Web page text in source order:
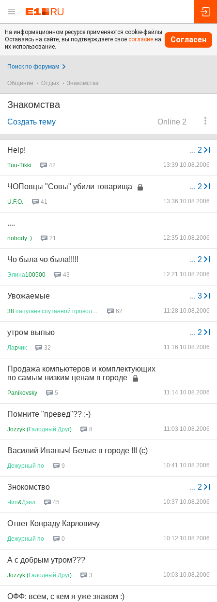
На информационном ресурсе применяются cookie-файлы.
Оставаясь на сайте, вы подтверждаете свое согласие на
их использование.
Согласен
Поиск по форумам
Общение Отдых Знакомства
Знакомства
Online 2
Создать тему
... 2
Help!
Tuu-Tikki 42 13:39 10.08.2006
... 2
ЧОПовцы "Совы" убили товарища
U.F.O. 41 13:36 10.08.2006
....
nobody :) 21 12:35 10.08.2006
... 2
Чо была чо была!!!!!
Элина100500 43 12:21 10.08.2006
... 3
Увожаемые
38 папугаев спутанной проволок 62 11:28 10.08.2006
... 2
утром выпью
Лаpчик 32 11:16 10.08.2006
Продажа компьютеров и комплектующих
по самым низким ценам в городе
Panikovsky 5 11:14 10.08.2006
Помните "превед"?? :-)
Jozzyk (Галодный Друг) 8 11:03 10.08.2006
Василий Иваныч! Белые в городе !!! (с)
Дежурный по 9 10:41 10.08.2006
... 2
Знокомство
Чип&Дэил 45 10:37 10.08.2006
Ответ Конраду Карловичу
Дежурный по 0 10:12 10.08.2006
А с добрым утром???
Jozzyk (Галодный Друг) 3 10:03 10.08.2006
ОФФ: всем, с кем я уже знаком :)